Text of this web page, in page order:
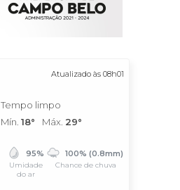
Atualizado às 08h01
Tempo limpo
Mín. 18° Máx. 29°
95%
Umidade
do ar
100% (0.8mm)
Chance de chuva